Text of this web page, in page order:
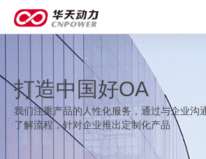
打造中国好OA
我们注重产品的人性化服务，通过与企业沟
了解流程，针对企业推出定制化产品